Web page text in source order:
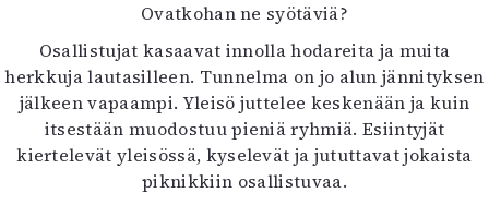
Ovatkohan ne syötäviä?
Osallistujat kasaavat innolla hodareita ja muita
herkkuja lautasilleen. Tunnelma on jo alun jännityksen
jälkeen vapaampi. Yleisö juttelee keskenään ja kuin
itsestään muodostuu pieniä ryhmiä. Esiintyjät
kiertelevät yleisössä, kyselevät ja jututtavat jokaista
piknikkiin osallistuvaa.